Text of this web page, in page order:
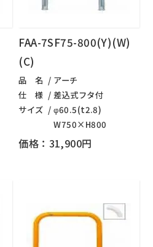
FAA-7SF75-800(Y)(W)
(C)
品 名
アーチ
仕 様
差込式フタ付
サイズ
φ60.5(t2.8)
W750×H800
価格：31,900円